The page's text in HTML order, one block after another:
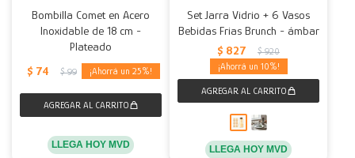
Bombilla Comet en Acero
Inoxidable de 18 cm -
Plateado
$ 74 $ 99 25
LLEGA HOY MVD
Set Jarra Vidrio + 6 Vasos
Bebidas Frias Brunch - ámbar
$ 827 $ 920
10
LLEGA HOY MVD